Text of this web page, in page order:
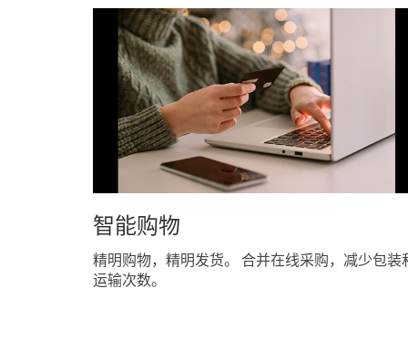
智能购物
精明购物，精明发货。 合并在线采购，减少包装
运输次数。